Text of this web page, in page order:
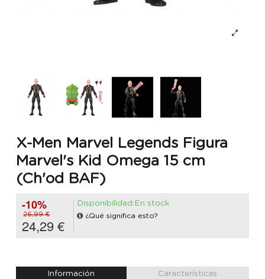
X-Men Marvel Legends Figura
Marvel's Kid Omega 15 cm
(Ch'od BAF)
-10%
26,99 €
24,29 €
Disponibilidad:En stock
¿Qué significa esto?
Información Características